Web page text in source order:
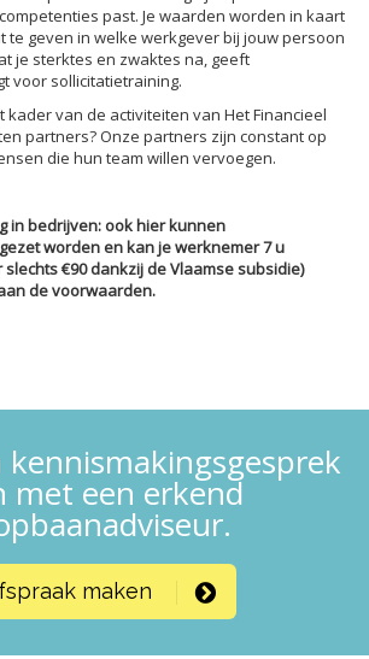
past. Je waarden worden in kaart
te geven in welke werkgever bij jouw persoon
je sterktes en zwaktes na, geeft
voor sollicitatietraining.
kader van de activiteiten van Het Financieel
partners? Onze partners zijn constant op
die hun team willen vervoegen.
in bedrijven: ook hier kunnen
worden en kan je werknemer 7 u
€90 dankzij de Vlaamse subsidie)
de voorwaarden.
kennismakingsgesprek
met een erkend
maken